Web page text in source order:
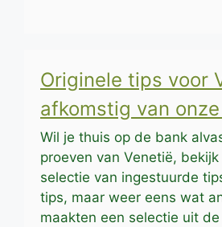
Originele tips voor
afkomstig van
Wil je thuis op de bank
proeven van Venetië,
selectie van ingestuurde
tips, maar weer eens wat
maakten een selectie uit